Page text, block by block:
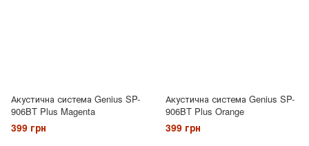
Акустична система Genius SP-
906BT Plus Magenta
399 грн
Акустична система Genius SP-
906BT Plus Orange
399 грн